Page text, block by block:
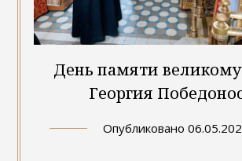
День памяти
Георгия
Опубликовано